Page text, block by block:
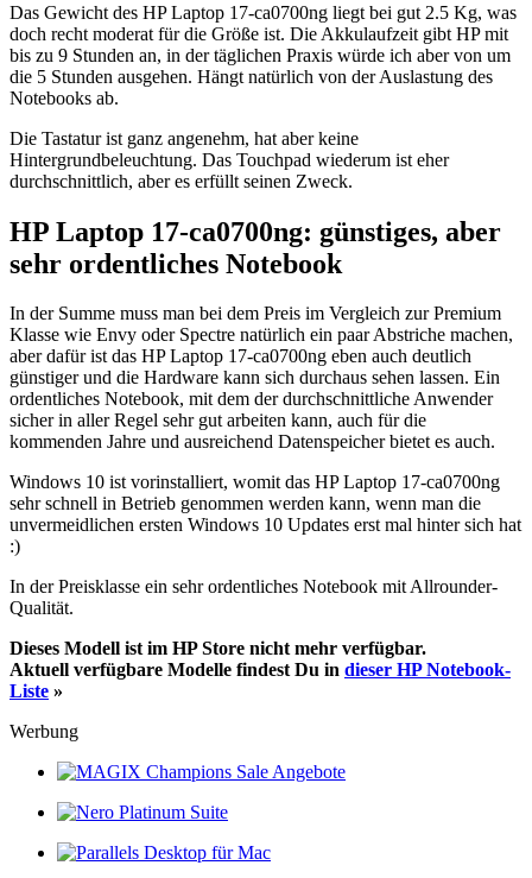
Das Gewicht des HP Laptop 17-ca0700ng liegt bei gut 2.5 Kg, was
doch recht moderat für die Größe ist. Die Akkulaufzeit gibt HP mit
bis zu 9 Stunden an, in der täglichen Praxis würde ich aber von um
die 5 Stunden ausgehen. Hängt natürlich von der Auslastung des
Notebooks ab.
Die Tastatur ist ganz angenehm, hat aber keine
Hintergrundbeleuchtung. Das Touchpad wiederum ist eher
durchschnittlich, aber es erfüllt seinen Zweck.
HP Laptop 17-ca0700ng: günstiges, aber
sehr ordentliches Notebook
In der Summe muss man bei dem Preis im Vergleich zur Premium
Klasse wie Envy oder Spectre natürlich ein paar Abstriche machen,
aber dafür ist das HP Laptop 17-ca0700ng eben auch deutlich
günstiger und die Hardware kann sich durchaus sehen lassen. Ein
ordentliches Notebook, mit dem der durchschnittliche Anwender
sicher in aller Regel sehr gut arbeiten kann, auch für die
kommenden Jahre und ausreichend Datenspeicher bietet es auch.
Windows 10 ist vorinstalliert, womit das HP Laptop 17-ca0700ng
sehr schnell in Betrieb genommen werden kann, wenn man die
unvermeidlichen ersten Windows 10 Updates erst mal hinter sich hat
:)
In der Preisklasse ein sehr ordentliches Notebook mit Allrounder-
Qualität.
Dieses Modell ist im HP Store nicht mehr verfügbar.
Aktuell verfügbare Modelle findest Du in dieser HP Notebook-
Liste »
Werbung